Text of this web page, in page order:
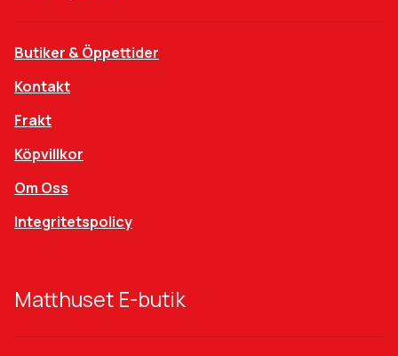
Butiker & Öppettider
Kontakt
Frakt
Köpvillkor
Om Oss
Integritetspolicy
Matthuset E-butik